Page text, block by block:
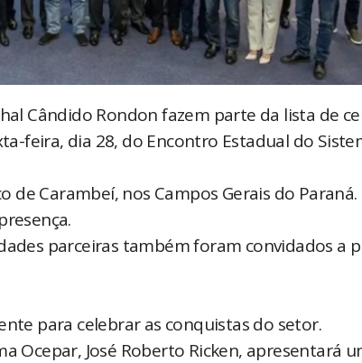
Cândido Rondon fazem parte da lista de
feira, dia 28, do Encontro Estadual do
Carambeí, nos Campos Gerais do Paraná.
parceiras também foram convidados a
para celebrar as conquistas do setor.
Ocepar, José Roberto Ricken, apresentará